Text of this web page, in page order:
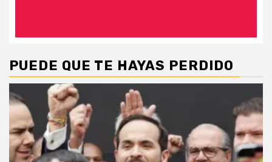
PUEDE QUE TE HAYAS PERDIDO